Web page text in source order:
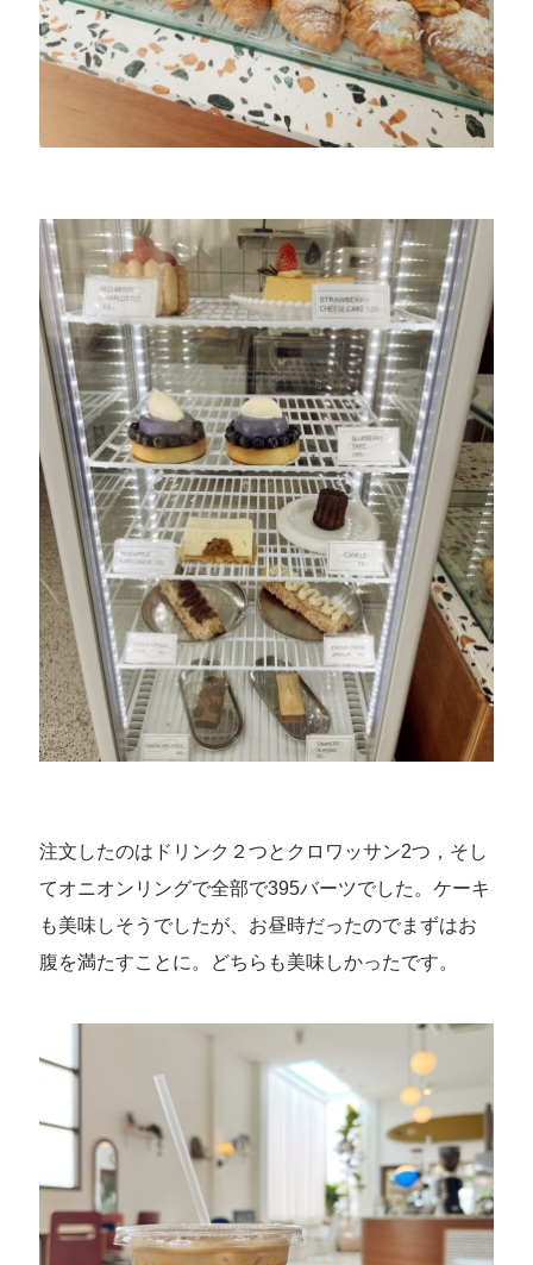
注文したのはドリンク２つとクロワッサン2つ，そし
てオニオンリングで全部で395バーツでした。ケーキ
も美味しそうでしたが、お昼時だったのでまずはお
腹を満たすことに。どちらも美味しかったです。